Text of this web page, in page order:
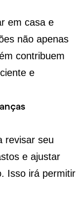
em casa e
não apenas
contribuem
e
revisar seu
e ajustar
Isso irá permitir